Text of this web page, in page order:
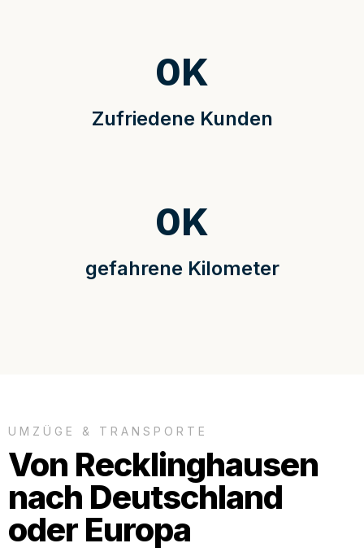
Zufriedene Kunden
0K
gefahrene Kilometer
0K
UMZÜGE & TRANSPORTE
Von Recklinghausen
nach Deutschland
oder Europa